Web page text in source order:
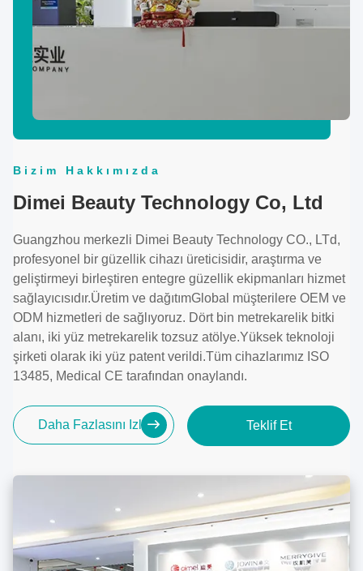
Bizim Hakkımızda
Dimei Beauty Technology Co, Ltd
Guangzhou merkezli Dimei Beauty Technology CO., LTd,
profesyonel bir güzellik cihazı üreticisidir, araştırma ve
geliştirmeyi birleştiren entegre güzellik ekipmanları hizmet
sağlayıcısıdır.Üretim ve dağıtımGlobal müşterilere OEM ve
ODM hizmetleri de sağlıyoruz. Dört bin metrekarelik bitki
alanı, iki yüz metrekarelik tozsuz atölye.Yüksek teknoloji
şirketi olarak iki yüz patent verildi.Tüm cihazlarımız ISO
13485, Medical CE tarafından onaylandı.
Daha Fazlasını Izle Teklif Et